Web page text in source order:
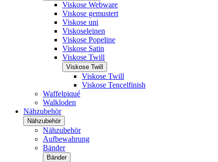
Viskose Webware
Viskose gemustert
Viskose uni
Viskoseleinen
Viskose Popeline
Viskose Satin
Viskose Twill
Viskose Twill
Viskose Twill
Viskose Tencelfinish
Waffelpiqué
Walkloden
Nähzubehör
Nähzubehör
Nähzubehör
Aufbewahrung
Bänder
Bänder